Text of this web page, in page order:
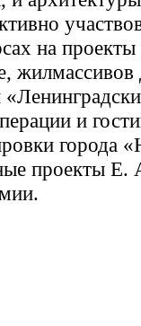
на проекты
и
города
проекты Е.